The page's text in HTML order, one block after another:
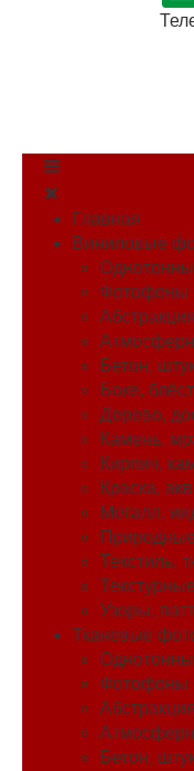
Главная
Виниловые
Бетон,
Боке,
Дерево,
Камень,
Кирпич,
Краска,
Металл,
Текстиль,
Узоры,
Тканевые
Бетон,